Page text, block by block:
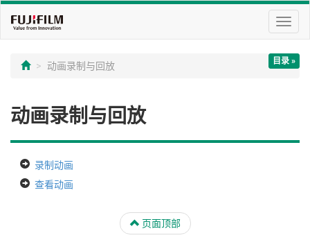
切
换
航
目录 »
动画录制与回放
动画录制与回放
录制动画
查看动画
页面顶部